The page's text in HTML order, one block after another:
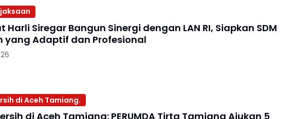
Harli Siregar Bangun Sinergi dengan LAN RI, Siapkan SDM
yang Adaptif dan Profesional
di Aceh Tamiang.
di Aceh Tamiang: PERUMDA Tirta Tamiang Ajukan 5